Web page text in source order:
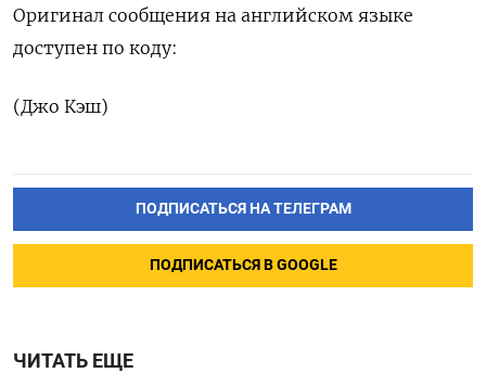
Оригинал сообщения на английском языке
доступен по коду:
(Джо Кэш)
ПОДПИСАТЬСЯ НА ТЕЛЕГРАМ
ПОДПИСАТЬСЯ В GOOGLE
ЧИТАТЬ ЕЩЕ